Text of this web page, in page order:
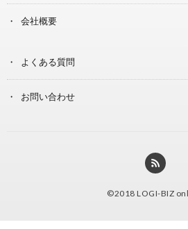
会社概要
よくある質問
お問い合わせ
©2018 LOGI-BIZ